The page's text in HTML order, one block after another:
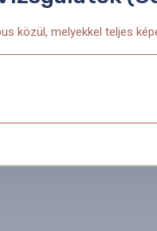
közül, melyekkel teljes